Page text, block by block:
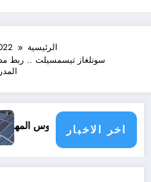
الرئيسية
سونلغاز تيسمسيلت .. ربط
اخر الاخبار
المغربي نقوس المهدي